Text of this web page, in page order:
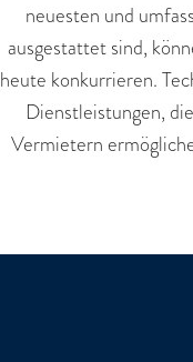
neuesten und
ausgestattet sind,
heute konkurrieren.
Dienstleistungen,
Vermietern